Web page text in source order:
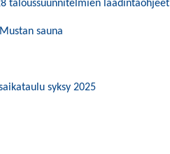
taloussuunnitelmien laadintaohjeet
sauna
syksy 2025